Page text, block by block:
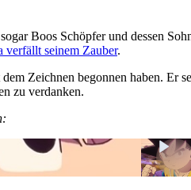
Boos Schöpfer und dessen
verfällt seinem Zauber.
Zeichnen begonnen haben. Er
zu verdanken.